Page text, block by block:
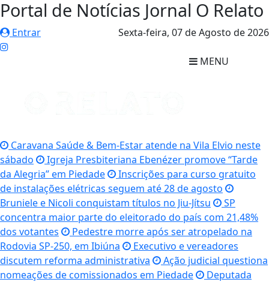
Portal de Notícias Jornal O Relato
Entrar Sexta-feira, 07 de Agosto de 2026
MENU
Caravana Saúde & Bem-Estar atende na Vila Elvio neste
sábado
Igreja Presbiteriana Ebenézer promove “Tarde
da Alegria” em Piedade
Inscrições para curso gratuito
de instalações elétricas seguem até 28 de agosto
Bruniele e Nicoli conquistam títulos no Jiu-Jítsu
SP
concentra maior parte do eleitorado do país com 21,48%
dos votantes
Pedestre morre após ser atropelado na
Rodovia SP-250, em Ibiúna
Executivo e vereadores
discutem reforma administrativa
Ação judicial questiona
nomeações de comissionados em Piedade
Deputada